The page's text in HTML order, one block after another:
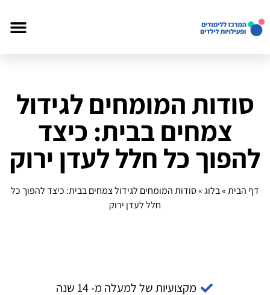
סודות המומחים לגידול
צמחים בבית: כיצד
להפוך כל חלל לעדן ירוק
דף הבית»בלוג»סודות המומחים לגידול צמחים בבית: כיצד להפוך כל
חלל לעדן ירוק
מקצועיות של למעלה מ- 14 שנה